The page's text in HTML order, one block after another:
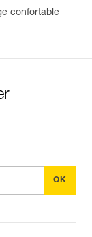
confortable